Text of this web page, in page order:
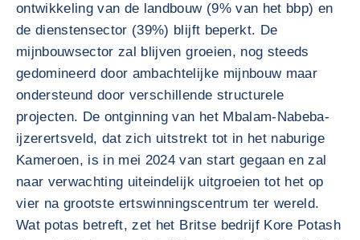
ontwikkeling van de landbouw (9% van het bbp) en
de dienstensector (39%) blijft beperkt. De
mijnbouwsector zal blijven groeien, nog steeds
gedomineerd door ambachtelijke mijnbouw maar
ondersteund door verschillende structurele
projecten. De ontginning van het Mbalam-Nabeba-
ijzerertsveld, dat zich uitstrekt tot in het naburige
Kameroen, is in mei 2024 van start gegaan en zal
naar verwachting uiteindelijk uitgroeien tot het op
vier na grootste ertswinningscentrum ter wereld.
Wat potas betreft, zet het Britse bedrijf Kore Potash